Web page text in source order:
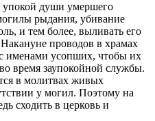
упокой души умершего
рыдания, убивание
и тем более, выливать его
проводов в храмах
именами усопших, чтобы их
время заупокойной службы.
в молитвах живых
у могил. Поэтому на
сходить в церковь и